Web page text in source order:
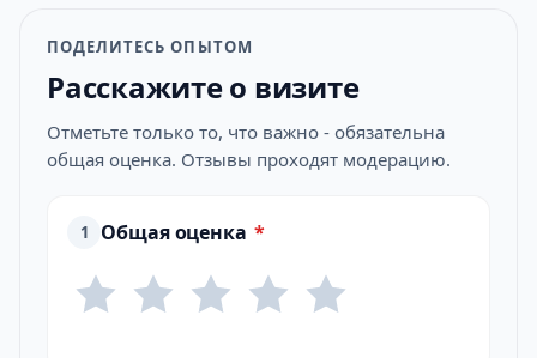
ПОДЕЛИТЕСЬ ОПЫТОМ
Расскажите о визите
Отметьте только то, что важно - обязательна
общая оценка. Отзывы проходят модерацию.
1 Общая оценка *